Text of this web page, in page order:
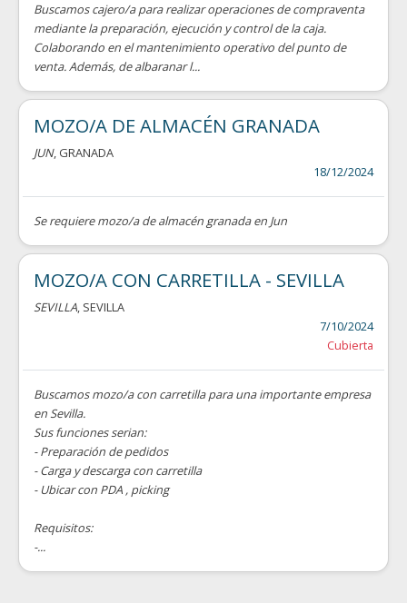
Buscamos cajero/a para realizar operaciones de compraventa
mediante la preparación, ejecución y control de la caja.
Colaborando en el mantenimiento operativo del punto de
venta. Además, de albaranar l...
MOZO/A DE ALMACÉN GRANADA
JUN, GRANADA
18/12/2024
Se requiere mozo/a de almacén granada en Jun
MOZO/A CON CARRETILLA - SEVILLA
SEVILLA, SEVILLA
7/10/2024
Cubierta
Buscamos mozo/a con carretilla para una importante empresa
en Sevilla.
Sus funciones serian:
- Preparación de pedidos
- Carga y descarga con carretilla
- Ubicar con PDA , picking
Requisitos:
-...